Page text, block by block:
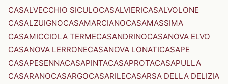
CASALVECCHIO SICULOCASALVIERICASALVOLONE
CASALZUIGNOCASAMARCIANOCASAMASSIMA
CASAMICCIOLA TERMECASANDRINOCASANOVA ELVO
CASANOVA LERRONECASANOVA LONATICASAPE
CASAPESENNACASAPINTACASAPROTACASAPULLA
CASARANOCASARGOCASARILECASARSA DELLA DELIZIA